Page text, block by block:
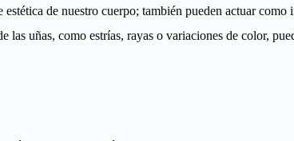
de nuestro cuerpo; también pueden actuar como
las uñas, como estrías, rayas o variaciones de color,